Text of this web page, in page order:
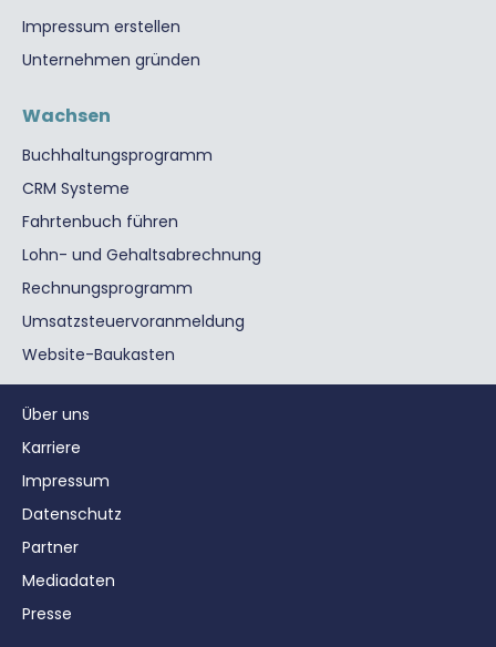
Impressum erstellen
Unternehmen gründen
Wachsen
Buchhaltungsprogramm
CRM Systeme
Fahrtenbuch führen
Lohn- und Gehaltsabrechnung
Rechnungsprogramm
Umsatzsteuervoranmeldung
Website-Baukasten
Über uns
Karriere
Impressum
Datenschutz
Partner
Mediadaten
Presse